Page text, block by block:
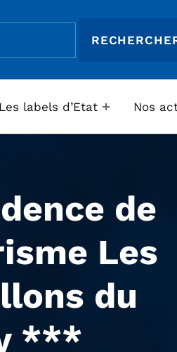
Les labels d’Etat Nos
de
Les
du
***